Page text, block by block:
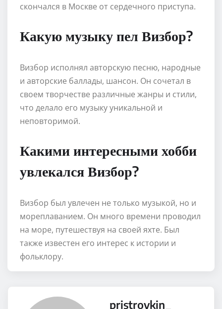
скончался в Москве от сердечного приступа.
Какую музыку пел Визбор?
Визбор исполнял авторскую песню, народные
и авторские баллады, шансон. Он сочетал в
своем творчестве различные жанры и стили,
что делало его музыку уникальной и
неповторимой.
Какими интересными хобби
увлекался Визбор?
Визбор был увлечен не только музыкой, но и
мореплаванием. Он много времени проводил
на море, путешествуя на своей яхте. Был
также известен его интерес к истории и
фольклору.
pristroykin_